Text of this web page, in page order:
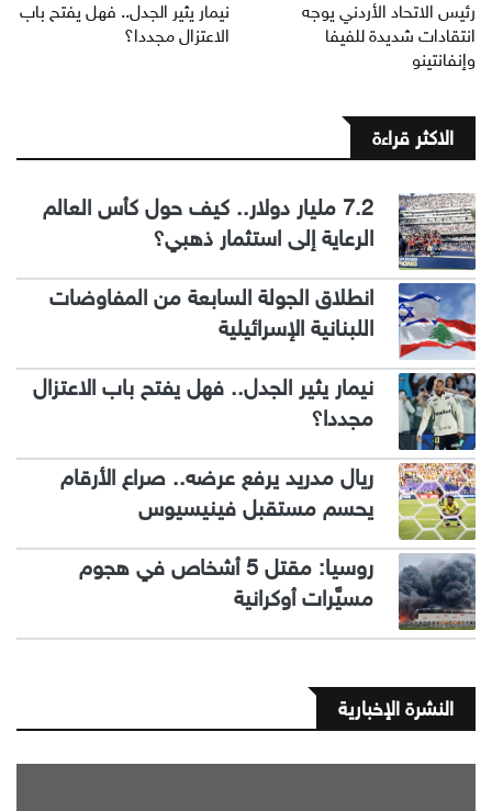
رئيس الاتحاد الأردني يوجه
انتقادات شديدة للفيفا
وإنفانتينو
نيمار يثير الجدل.. فهل يفتح باب
الاعتزال مجددا؟
الاكثر قراءة
7.2 مليار دولار.. كيف حول كأس العالم
الرعاية إلى استثمار ذهبي؟
انطلاق الجولة السابعة من المفاوضات
اللبنانية الإسرائيلية
نيمار يثير الجدل.. فهل يفتح باب الاعتزال
مجددا؟
ريال مدريد يرفع عرضه.. صراع الأرقام
يحسم مستقبل فينيسيوس
روسيا: مقتل 5 أشخاص في هجوم
مسيَّرات أوكرانية
النشرة الإخبارية